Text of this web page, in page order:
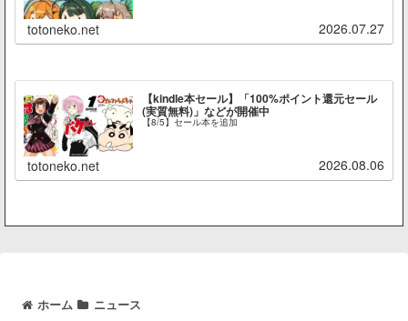
totoneko.net 2026.07.27
【kindle本セール】「100%ポイント還元セール
(実質無料)」などが開催中
【8/5】セール本を追加
totoneko.net 2026.08.06
ホーム ニュース